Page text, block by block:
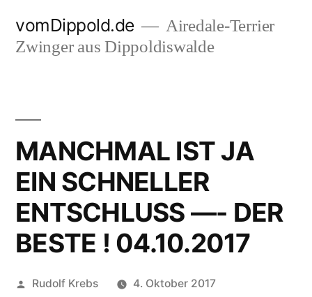
Inhalt
vomDippold.de
Airedale-Terrier
Zwinger aus Dippoldiswalde
MANCHMAL IST JA
EIN SCHNELLER
ENTSCHLUSS —- DER
BESTE ! 04.10.2017
Veröffentlicht
Rudolf Krebs 4. Oktober 2017